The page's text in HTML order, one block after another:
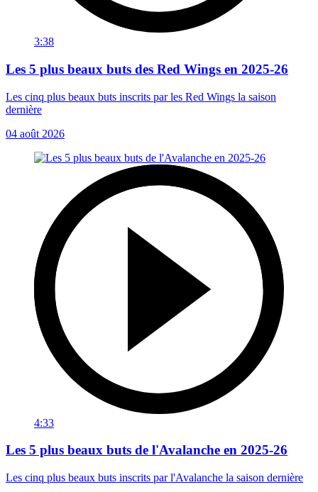
3:38
Les 5 plus beaux buts des Red Wings en 2025-26
Les cinq plus beaux buts inscrits par les Red Wings la saison
dernière
04 août 2026
4:33
Les 5 plus beaux buts de l'Avalanche en 2025-26
Les cinq plus beaux buts inscrits par l'Avalanche la saison dernière